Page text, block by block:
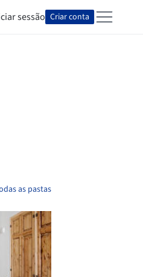
sessão Criar conta
as pastas